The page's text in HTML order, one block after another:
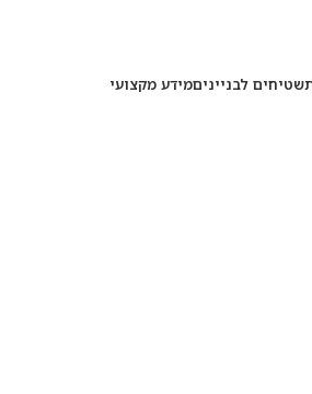
שטיחים לבנייניםמידע מקצועי